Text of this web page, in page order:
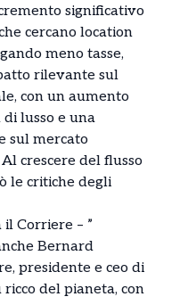
significativo
cercano location
meno tasse,
rilevante sul
con un aumento
lusso e una
sul mercato
crescere del flusso
le critiche degli
Corriere – ”
Bernard
presidente e ceo di
del pianeta, con